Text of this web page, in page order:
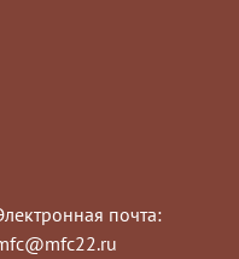
почта: